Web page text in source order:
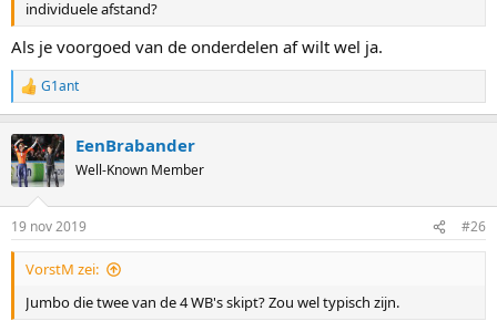
individuele afstand?
Als je voorgoed van de onderdelen af wilt wel ja.
R
e
c
t
i
s
:
G1ant
EenBrabander
Well-Known Member
19 nov 2019 #26
VorstM zei:
Jumbo die twee van de 4 WB's skipt? Zou wel typisch zijn.